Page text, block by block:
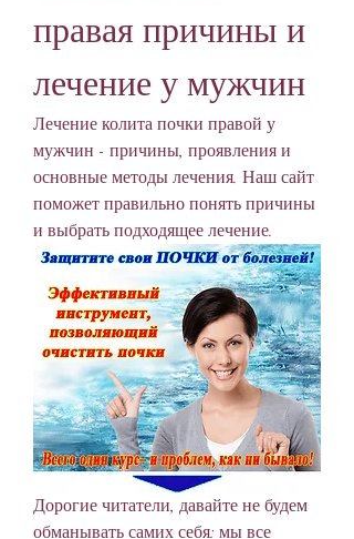
правая причины и
лечение у мужчин
Лечение колита почки правой у
мужчин - причины, проявления и
основные методы лечения. Наш сайт
поможет правильно понять причины
и выбрать подходящее лечение.
Дорогие читатели, давайте не будем
обманывать самих себя: мы все